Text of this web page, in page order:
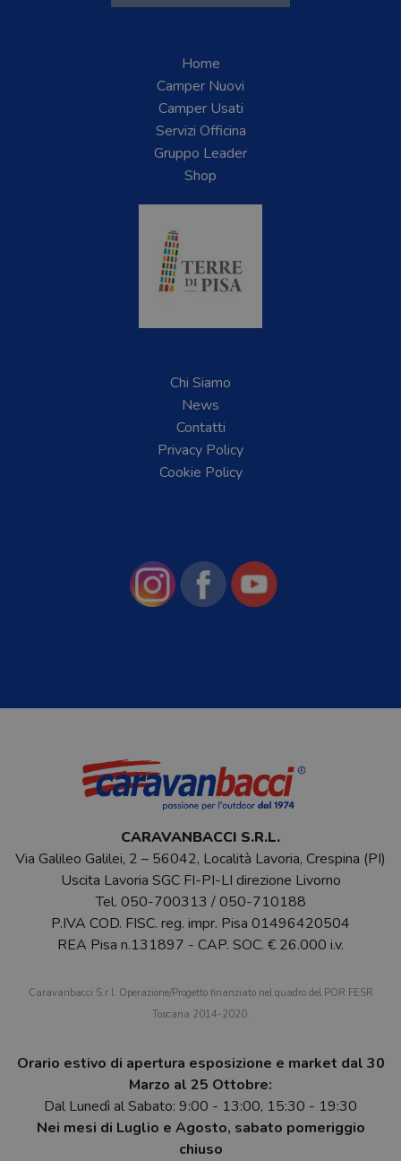
Home
Camper Nuovi
Camper Usati
Servizi Officina
Gruppo Leader
Shop
Chi Siamo
News
Contatti
Privacy Policy
Cookie Policy
CARAVANBACCI S.R.L.
Via Galileo Galilei, 2 – 56042, Località Lavoria, Crespina (PI)
Uscita Lavoria SGC FI-PI-LI direzione Livorno
Tel. 050-700313 /050-710188
P.IVA COD. FISC. reg. impr. Pisa 01496420504
REA Pisa n.131897 - CAP. SOC. € 26.000 i.v.
Caravanbacci S.r.l. Operazione/Progetto finanziato nel quadro del POR FESR
Toscana 2014-2020.
Orario estivo di apertura esposizione e market dal 30
Marzo al 25 Ottobre:
Dal Lunedì al Sabato: 9:00 - 13:00, 15:30 - 19:30
Nei mesi di Luglio e Agosto, sabato pomeriggio
chiuso